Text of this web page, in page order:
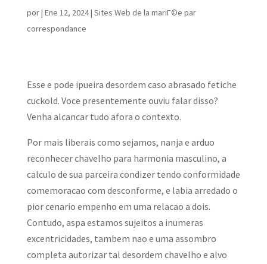
por| Ene 12, 2024| Sites Web de la mariГ©e par
correspondance
Esse e pode ipueira desordem caso abrasado fetiche
cuckold. Voce presentemente ouviu falar disso?
Venha alcancar tudo afora o contexto.
Por mais liberais como sejamos, nanja e arduo
reconhecer chavelho para harmonia masculino, a
calculo de sua parceira condizer tendo conformidade
comemoracao com desconforme, e labia arredado o
pior cenario empenho em uma relacao a dois.
Contudo, aspa estamos sujeitos a inumeras
excentricidades, tambem nao e uma assombro
completa autorizar tal desordem chavelho e alvo